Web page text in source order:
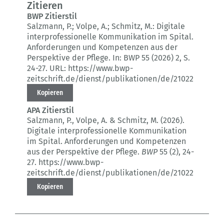
Zitieren
BWP Zitierstil
Salzmann, P.; Volpe, A.; Schmitz, M.: Digitale
interprofessionelle Kommunikation im Spital.
Anforderungen und Kompetenzen aus der
Perspektive der Pflege. In: BWP 55 (2026) 2, S.
24-27. URL: https://www.bwp-
zeitschrift.de/dienst/publikationen/de/21022
Kopieren
APA Zitierstil
Salzmann, P., Volpe, A. & Schmitz, M. (2026).
Digitale interprofessionelle Kommunikation
im Spital. Anforderungen und Kompetenzen
aus der Perspektive der Pflege. BWP55 (2), 24-
27. https://www.bwp-
zeitschrift.de/dienst/publikationen/de/21022
Kopieren